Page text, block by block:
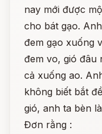
nay mới được
cho bát gạo.
đem gạo xuống
đem vo, gió đâu
cả xuống ao.
không biết bắt
gió, anh ta bèn
Đơn rằng :